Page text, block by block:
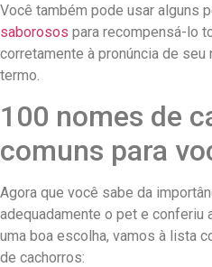
Você também pode usar alguns
saborosos para recompensá-lo
corretamente à pronúncia de seu
termo.
100 nomes de
comuns para
Agora que você sabe da
adequadamente o pet e conferiu
uma boa escolha, vamos à lista
de cachorros: